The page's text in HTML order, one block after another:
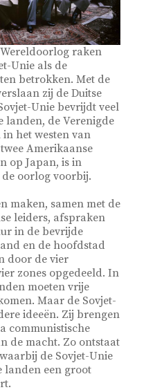
raken
Unie als de
betrokken. Met de
zij de Duitse
Unie bevrijdt veel
landen, de Verenigde
het westen van
Amerikaanse
op Japan, is in
de oorlog voorbij.
maken, samen met de
leiders, afspraken
in de bevrijde
en de hoofdstad
door de vier
zones opgedeeld. In
moeten vrije
Maar de Sovjet-
ideeën. Zij brengen
communistische
de macht. Zo ontstaat
de Sovjet-Unie
landen een groot